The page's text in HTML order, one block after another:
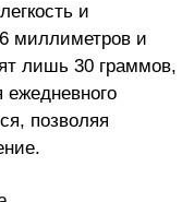
и
миллиметров и
лишь 30 граммов,
позволяя